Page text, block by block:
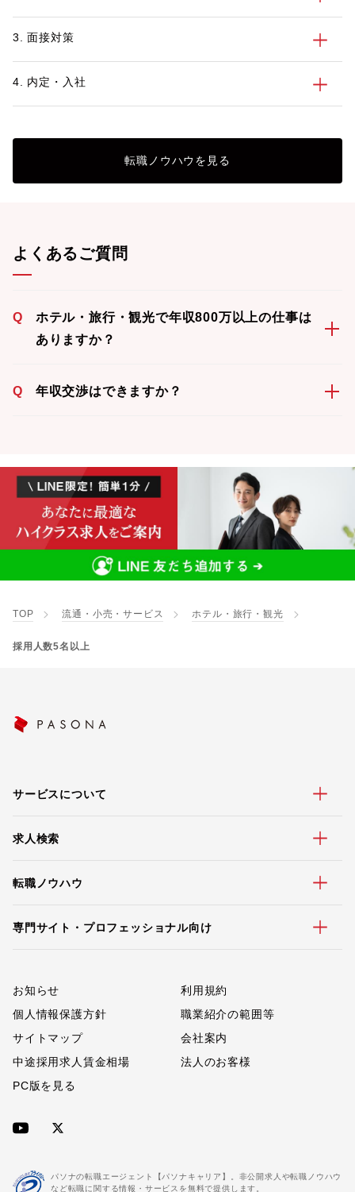
3. 面接対策
4. 内定・入社
転職ノウハウを見る
よくあるご質問
Q
ホテル・旅行・観光で年収800万以上の仕事は
ありますか？
Q 年収交渉はできますか？
TOP 流通・小売・サービス ホテル・旅行・観光
採用人数5名以上
サービスについて
求人検索
転職ノウハウ
専門サイト・プロフェッショナル向け
お知らせ
利用規約
個人情報保護方針
職業紹介の範囲等
サイトマップ
会社案内
中途採用求人賃金相場
法人のお客様
PC版を見る
パソナの転職エージェント【パソナキャリア】。非公開求人や転職ノウハウ
など転職に関する情報・サービスを無料で提供します。